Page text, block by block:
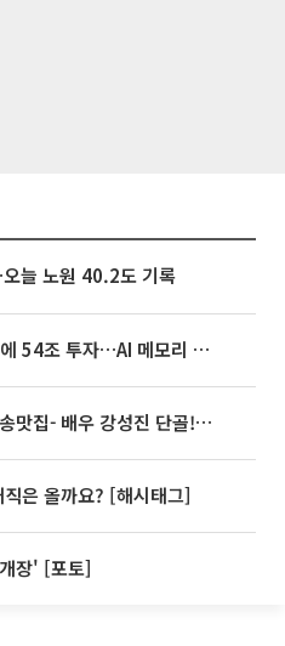
늘 노원 40.2도 기록
SK하이닉스, 용인·청주에 54조 투자…AI 메모리 생산기지 키운다
'2TV 생생정보' 오늘방송맛집- 배우 강성진 단골! 쌀국수ㆍ푸팟퐁 커리 맛집 '블○○○'
은 올까요? [해시태그]
장' [포토]